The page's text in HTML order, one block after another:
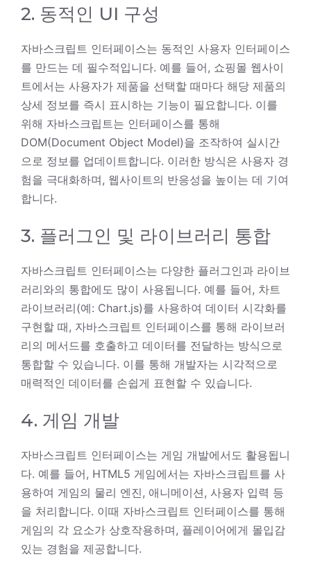
2. 동적인 UI 구성
자바스크립트 인터페이스는 동적인 사용자 인터페이스
를 만드는 데 필수적입니다. 예를 들어, 쇼핑몰 웹사이
트에서는 사용자가 제품을 선택할 때마다 해당 제품의
상세 정보를 즉시 표시하는 기능이 필요합니다. 이를
위해 자바스크립트는 인터페이스를 통해
DOM(Document Object Model)을 조작하여 실시간
으로 정보를 업데이트합니다. 이러한 방식은 사용자 경
험을 극대화하며, 웹사이트의 반응성을 높이는 데 기여
합니다.
3. 플러그인 및 라이브러리 통합
자바스크립트 인터페이스는 다양한 플러그인과 라이브
러리와의 통합에도 많이 사용됩니다. 예를 들어, 차트
라이브러리(예: Chart.js)를 사용하여 데이터 시각화를
구현할 때, 자바스크립트 인터페이스를 통해 라이브러
리의 메서드를 호출하고 데이터를 전달하는 방식으로
통합할 수 있습니다. 이를 통해 개발자는 시각적으로
매력적인 데이터를 손쉽게 표현할 수 있습니다.
4. 게임 개발
자바스크립트 인터페이스는 게임 개발에서도 활용됩니
다. 예를 들어, HTML5 게임에서는 자바스크립트를 사
용하여 게임의 물리 엔진, 애니메이션, 사용자 입력 등
을 처리합니다. 이때 자바스크립트 인터페이스를 통해
게임의 각 요소가 상호작용하며, 플레이어에게 몰입감
있는 경험을 제공합니다.